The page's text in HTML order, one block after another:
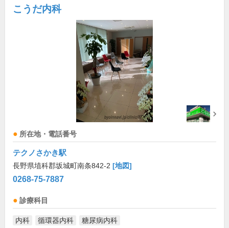
こうだ内科
所在地・電話番号
テクノさかき駅
長野県埴科郡坂城町南条842-2 [地図]
0268-75-7887
診療科目
内科 循環器内科 糖尿病内科